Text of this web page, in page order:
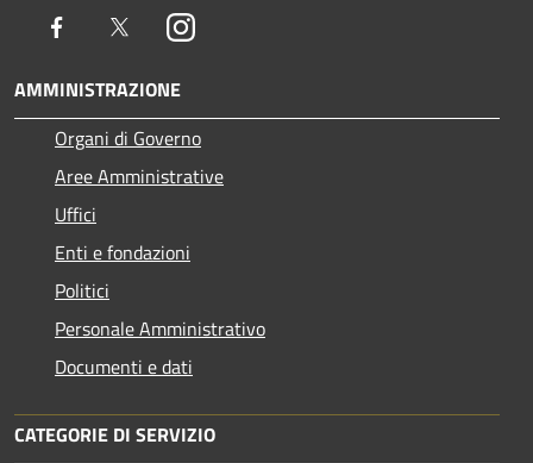
Facebook TwitterInstagram
AMMINISTRAZIONE
Organi di Governo
Aree Amministrative
Uffici
Enti e fondazioni
Politici
Personale Amministrativo
Documenti e dati
CATEGORIE DI SERVIZIO